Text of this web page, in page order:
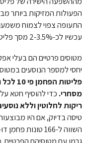
הפעולות המזיקות ביותר
התעופה צפוי לצמוח
עכשיו לכ-2-3.5% מסך פליטות גזי החממה העולמיות.
מטוסים פרטיים הם בעלי
יחסי למספר הנוסעים
מסחרי. כדי להוסיף חטא
ריקות לחלוטין וללא
טיסה בדיוק, אם היו